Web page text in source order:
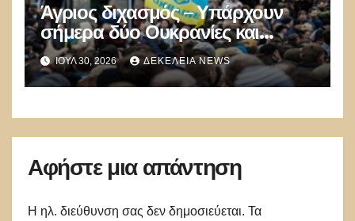
Άγριος διχασμός – Υπάρχουν
σήμερα δύο Ουκρανίες και
μισούν η μία την άλλη… τυφλά
ΙΟΎΛ 30, 2026 ΔΕΚΈΛΕΙΑ NEWS
Αφήστε μια απάντηση
Η ηλ. διεύθυνση σας δεν δημοσιεύεται. Τα